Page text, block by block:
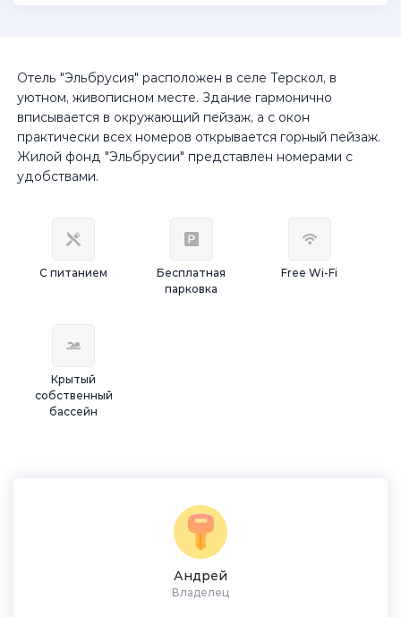
Отель "Эльбрусия" расположен в селе Терскол, в
уютном, живописном месте. Здание гармонично
вписывается в окружающий пейзаж, а с окон
практически всех номеров открывается горный пейзаж.
Жилой фонд "Эльбрусии" представлен номерами с
удобствами.
С питанием
Бесплатная
парковка
Free Wi-Fi
Крытый
собственный
бассейн
Андрей
Владелец